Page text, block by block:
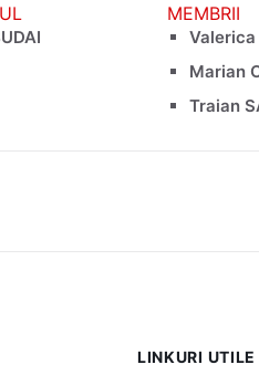
MEMBRII
Valerica
Marian
Traian
LINKURI UTILE